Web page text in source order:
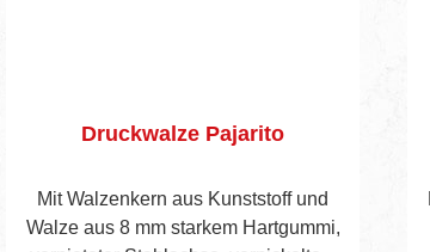
Druckwalze Pajarito
Mit Walzenkern aus Kunststoff und
Walze aus 8 mm starkem Hartgummi,